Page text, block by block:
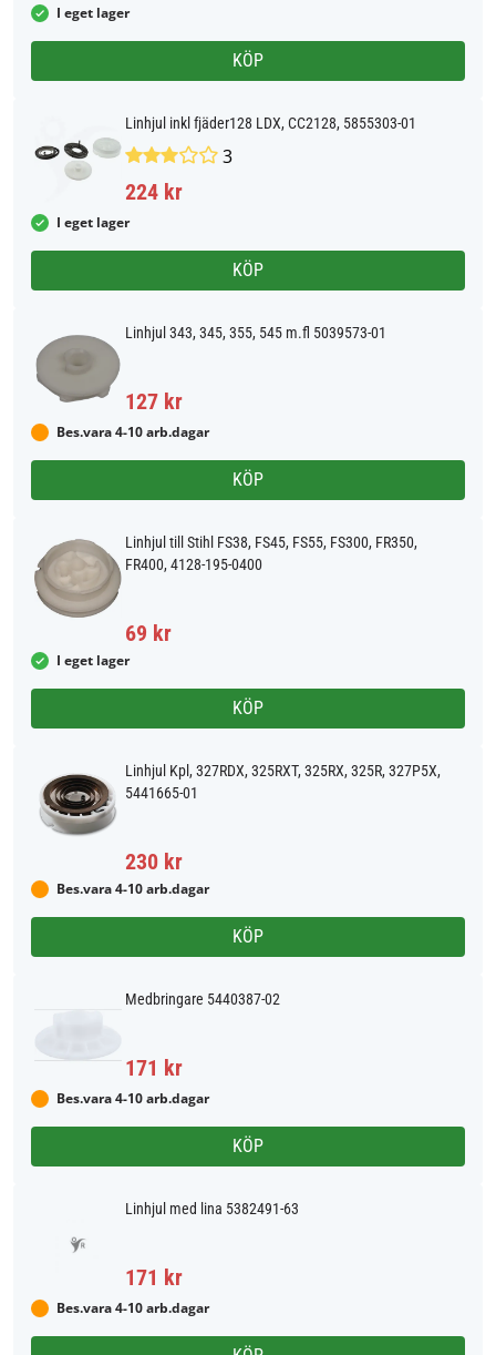
I eget lager
KÖP
Linhjul inkl fjäder128 LDX, CC2128, 5855303-01
3
224 kr
I eget lager
KÖP
Linhjul 343, 345, 355, 545 m.fl 5039573-01
127 kr
Bes.vara 4-10 arb.dagar
KÖP
Linhjul till Stihl FS38, FS45, FS55, FS300, FR350,
FR400, 4128-195-0400
69 kr
I eget lager
KÖP
Linhjul Kpl, 327RDX, 325RXT, 325RX, 325R, 327P5X,
5441665-01
230 kr
Bes.vara 4-10 arb.dagar
KÖP
Medbringare 5440387-02
171 kr
Bes.vara 4-10 arb.dagar
KÖP
Linhjul med lina 5382491-63
171 kr
Bes.vara 4-10 arb.dagar